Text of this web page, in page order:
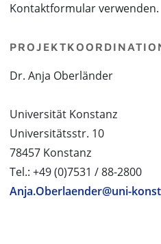
Kontaktformular verwenden.
Dr. Anja Oberländer
Universität Konstanz
Universitätsstr. 10
78457 Konstanz
Tel.: +49 (0)7531 / 88-2800
Anja.Oberlaender@uni-